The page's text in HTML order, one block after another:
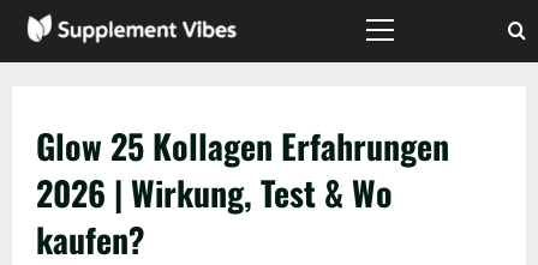
Zum
Inhalt
Hauptmenü
Glow 25 Kollagen Erfahrungen
2026 | Wirkung, Test & Wo
kaufen?